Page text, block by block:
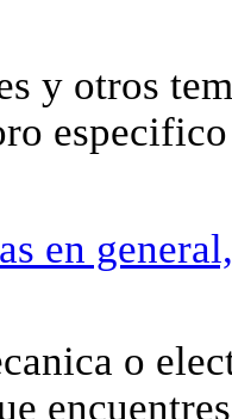
y otros
en
o